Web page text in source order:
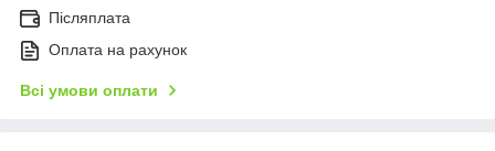
Післяплата
Оплата на рахунок
Всі умови оплати